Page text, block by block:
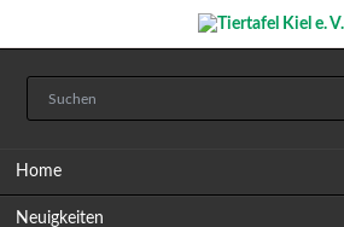
Home
Neuigkeiten